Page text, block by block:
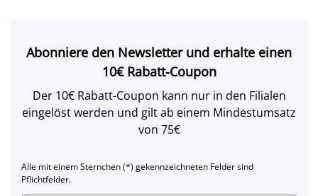
Abonniere den Newsletter und erhalte einen
10€ Rabatt-Coupon
Der 10€ Rabatt-Coupon kann nur in den Filialen
eingelöst werden und gilt ab einem Mindestumsatz
von 75€
Alle mit einem Sternchen (*) gekennzeichneten Felder sind
Pflichtfelder.